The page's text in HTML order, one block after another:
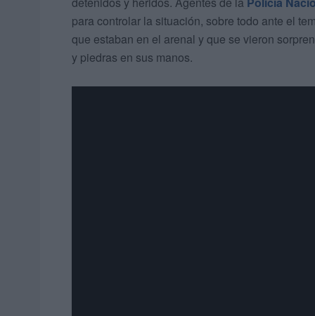
para controlar la situación, sobre todo ante el
que estaban en el arenal y que se vieron
y piedras en sus manos.